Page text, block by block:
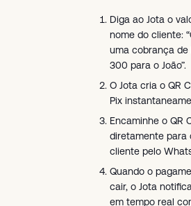
Diga ao Jota o
nome do cliente:
uma cobrança de
300 para o João”.
O Jota cria o QR
Pix
Encaminhe o QR
diretamente para
cliente pelo
Quando o
cair, o Jota
em tempo real